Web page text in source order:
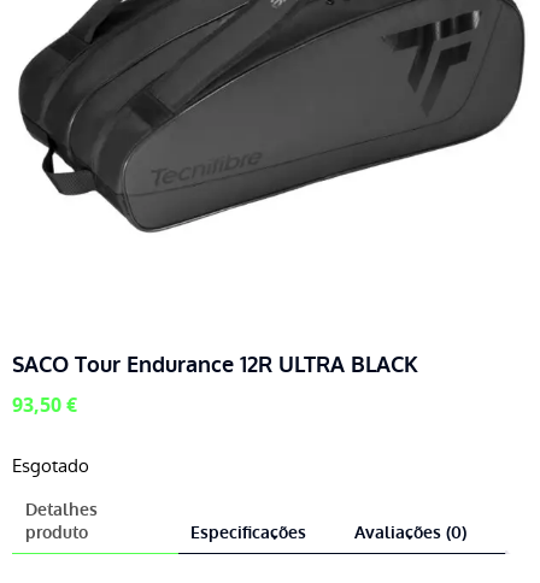
SACO Tour Endurance 12R ULTRA BLACK
93,50€
Esgotado
Detalhes
produto
Especificações Avaliações (0)